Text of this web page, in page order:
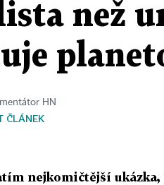
než
HN
ČLÁNEK
nejkomičtější ukázka,